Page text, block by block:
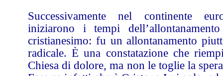
Successivamente nel continente
iniziarono i tempi
cristianesimo: fu un allontanamento
radicale. È una constatazione che
Chiesa di dolore, ma non le toglie la